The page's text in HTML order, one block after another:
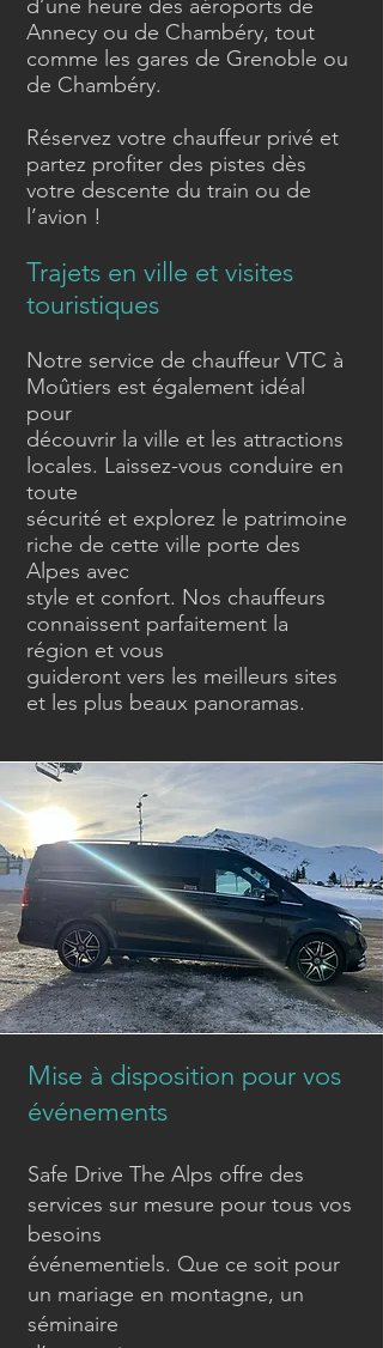
d’une heure des aéroports de
Annecy ou de Chambéry, tout
comme les gares de Grenoble ou
de Chambéry.
Réservez votre chauffeur privé et
partez profiter des pistes dès
votre descente du train ou de
l’avion !
Trajets en ville et visites
touristiques
Notre service de chauffeur VTC à
Moûtiers est également idéal
pour
découvrir la ville et les attractions
locales. Laissez-vous conduire en
toute
sécurité et explorez le patrimoine
riche de cette ville porte des
Alpes avec
style et confort. Nos chauffeurs
connaissent parfaitement la
région et vous
guideront vers les meilleurs sites
et les plus beaux panoramas.
Mise à disposition pour vos
événements
Safe Drive The Alps offre des
services sur mesure pour tous vos
besoins
événementiels. Que ce soit pour
un mariage en montagne, un
séminaire